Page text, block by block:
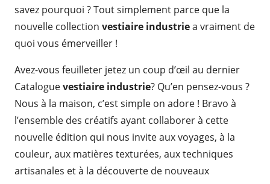
savez pourquoi ? Tout simplement parce que la
nouvelle collection vestiaire industriea vraiment de
quoi vous émerveiller !
Avez-vous feuilleter jetez un coup d’œil au dernier
Cataloguevestiaire industrie? Qu’en pensez-vous ?
Nous à la maison, c’est simple on adore ! Bravo à
l’ensemble des créatifs ayant collaborer à cette
nouvelle édition qui nous invite aux voyages, à la
couleur, aux matières texturées, aux techniques
artisanales et à la découverte de nouveaux